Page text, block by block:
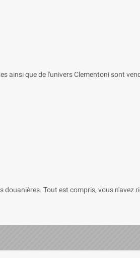
ainsi que de l'univers Clementoni sont
Tout est compris, vous n'avez